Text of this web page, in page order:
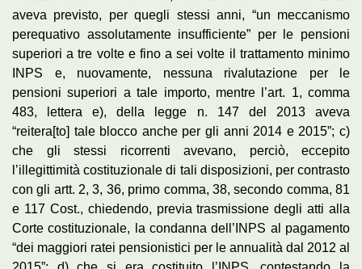
aveva previsto, per quegli stessi anni, “un meccanismo
perequativo assolutamente insufficiente” per le pensioni
superiori a tre volte e fino a sei volte il trattamento minimo
INPS e, nuovamente, nessuna rivalutazione per le
pensioni superiori a tale importo, mentre l’art. 1, comma
483, lettera e), della legge n. 147 del 2013 aveva
“reitera[to] tale blocco anche per gli anni 2014 e 2015”; c)
che gli stessi ricorrenti avevano, perciò, eccepito
l’illegittimità costituzionale di tali disposizioni, per contrasto
con gli artt. 2, 3, 36, primo comma, 38, secondo comma, 81
e 117 Cost., chiedendo, previa trasmissione degli atti alla
Corte costituzionale, la condanna dell’INPS al pagamento
“dei maggiori ratei pensionistici per le annualità dal 2012 al